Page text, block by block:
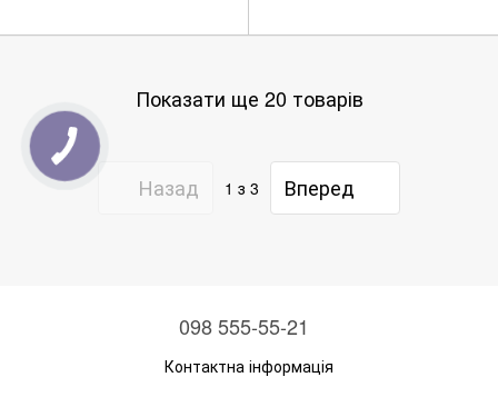
Показати ще 20 товарів
Назад 1 з 3 Вперед
098 555-55-21
Контактна інформація